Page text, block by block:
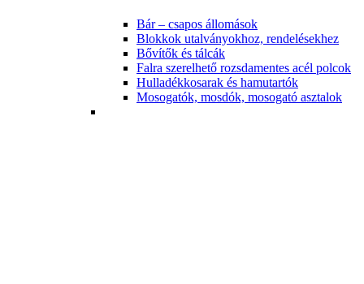
Bár – csapos állomások
Blokkok utalványokhoz, rendelésekhez
Bővítők és tálcák
Falra szerelhető rozsdamentes acél polcok
Hulladékkosarak és hamutartók
Mosogatók, mosdók, mosogató asztalok